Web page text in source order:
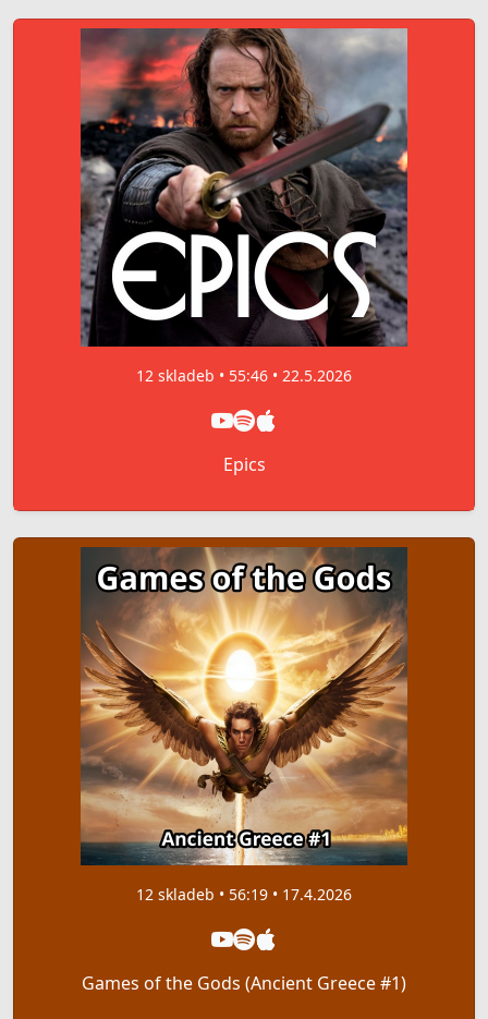
12 skladeb • 55:46 • 22.5.2026
Epics
12 skladeb • 56:19 • 17.4.2026
Games of the Gods (Ancient Greece #1)